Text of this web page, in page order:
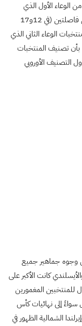
الوعاء الأول الذي
يضم: (البوسنة، أوكرانيا، السويد، والمجر)، مباراتين فاصلتين (في 12و17
الوعاء الثاني الذي
بأن تصنيف المنتخبات
التصنيف الأوروبي
وجوه جماهير جميع
كانت الأكبر على
للمنتخبين المغمورين
سواءً إلى نهائيات كأس
الشمالية الظهور في